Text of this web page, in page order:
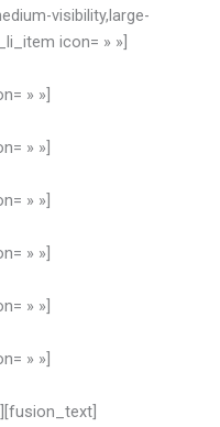
visibility,large-
icon= » »]
» »]
» »]
» »]
» »]
» »]
» »]